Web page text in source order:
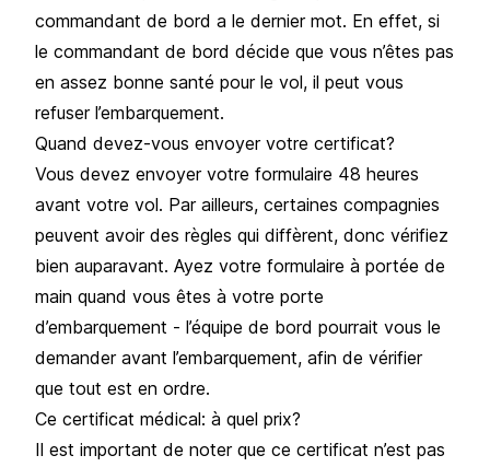
commandant de bord a le dernier mot. En effet, si
le commandant de bord décide que vous n’êtes pas
en assez bonne santé pour le vol, il peut vous
refuser l’embarquement.
Quand devez-vous envoyer votre certificat?
Vous devez envoyer votre formulaire 48 heures
avant votre vol. Par ailleurs, certaines compagnies
peuvent avoir des règles qui diffèrent, donc vérifiez
bien auparavant. Ayez votre formulaire à portée de
main quand vous êtes à votre porte
d’embarquement - l’équipe de bord pourrait vous le
demander avant l’embarquement, afin de vérifier
que tout est en ordre.
Ce certificat médical: à quel prix?
Il est important de noter que ce certificat n’est pas